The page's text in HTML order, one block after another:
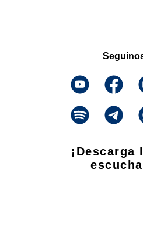
¡Descarga